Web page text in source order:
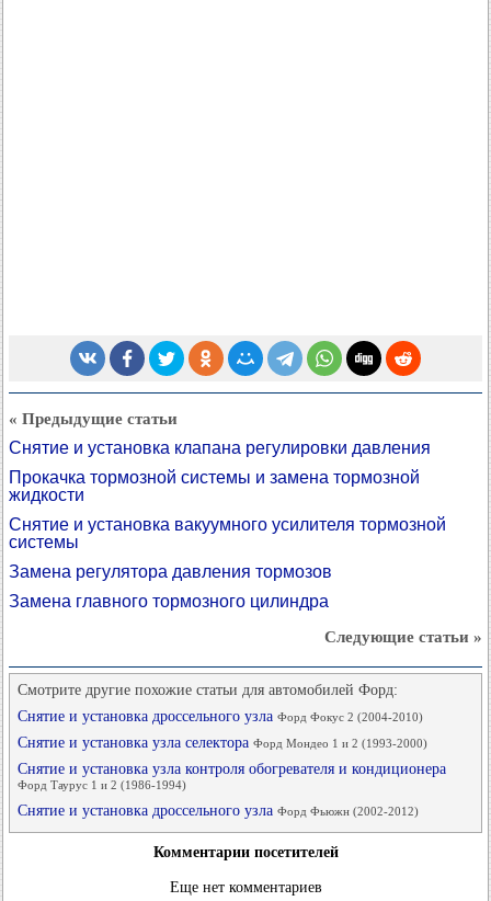
« Предыдущие статьи
Снятие и установка клапана регулировки давления
Прокачка тормозной системы и замена тормозной
жидкости
Снятие и установка вакуумного усилителя тормозной
системы
Замена регулятора давления тормозов
Замена главного тормозного цилиндра
Следующие статьи »
Смотрите другие похожие статьи для автомобилей Форд:
Снятие и установка дроссельного узла Форд Фокус 2 (2004-2010)
Снятие и установка узла селектора Форд Мондео 1 и 2 (1993-2000)
Снятие и установка узла контроля обогревателя и кондиционера
Форд Таурус 1 и 2 (1986-1994)
Снятие и установка дроссельного узла Форд Фьюжн (2002-2012)
Комментарии посетителей
Еще нет комментариев